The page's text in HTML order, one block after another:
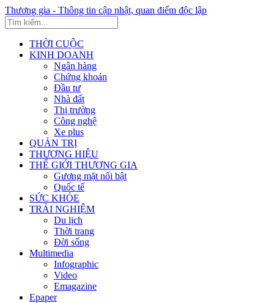
Thương gia - Thông tin cập nhật, quan điểm độc lập
THỜI CUỘC
KINH DOANH
Ngân hàng
Chứng khoán
Đầu tư
Nhà đất
Thị trường
Công nghệ
Xe plus
QUẢN TRỊ
THƯƠNG HIỆU
THẾ GIỚI THƯƠNG GIA
Gương mặt nổi bật
Quốc tế
SỨC KHỎE
TRẢI NGHIỆM
Du lịch
Thời trang
Đời sống
Multimedia
Infographic
Video
Emagazine
Epaper